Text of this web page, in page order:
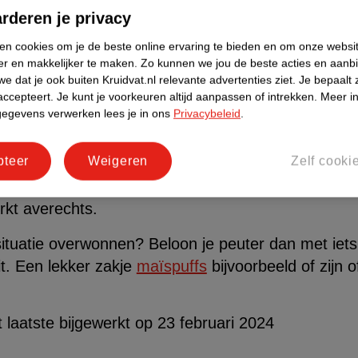
verlegen peuters
schattig is, kan het je peuter ook in de weg
deze tips:
stapjes zetten. Is praten op de peuterspeelzaal
bij de juf, misschien lukt dat wel.
Je kleine leert nog steeds door te
situaties omgaat.
Wil hij of zij bijvoorbeeld geen gedag zeggen?
averechts.
overwonnen? Beloon je peuter dan met
Een lekker zakje maïspuffsbijvoorbeeld of zijn
laatste bijgewerkt op 23 februari 2024
je privacy
cookies om je de beste online ervaring te bieden en om onze
en makkelijker te maken. Zo kunnen we jou de beste acties en
dat je ook buiten Kruidvat.nl relevante advertenties ziet. Je bepaalt
Je kunt je voorkeuren altijd aanpassen of intrekken. Meer
verwerken lees je in ons Privacybeleid.
Zelf
Weigeren